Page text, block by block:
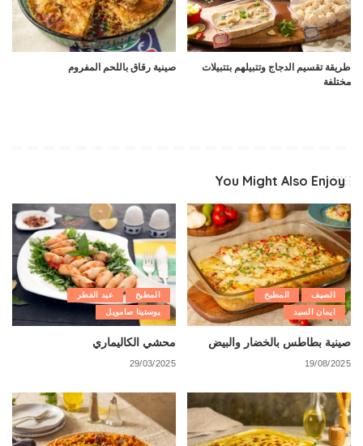
طريقة تقسيم الدجاج وتتبيلهم بتتبيلات
مختلفة
صينية رقاق باللحم المفروم
You Might Also Enjoy
الصيف
المطبخ
ايمان السيد
صينية بطاطس بالخضار والبيض
19/08/2025
المطبخ
عيد الفطر
يوستينا صامويل
محشي الكاليماري
29/03/2025